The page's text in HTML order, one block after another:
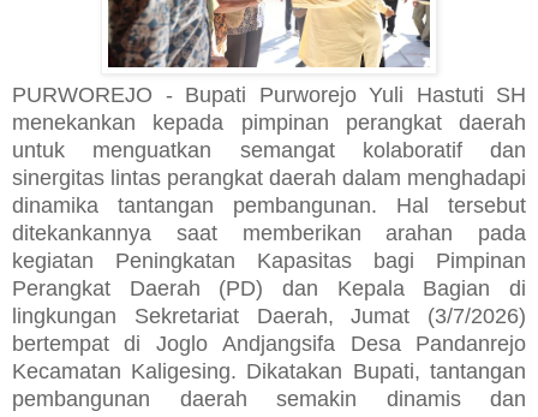
PURWOREJO - Bupati Purworejo Yuli Hastuti SH
menekankan kepada pimpinan perangkat daerah
untuk menguatkan semangat kolaboratif dan
sinergitas lintas perangkat daerah dalam menghadapi
dinamika tantangan pembangunan. Hal tersebut
ditekankannya saat memberikan arahan pada
kegiatan Peningkatan Kapasitas bagi Pimpinan
Perangkat Daerah (PD) dan Kepala Bagian di
lingkungan Sekretariat Daerah, Jumat (3/7/2026)
bertempat di Joglo Andjangsifa Desa Pandanrejo
Kecamatan Kaligesing. Dikatakan Bupati, tantangan
pembangunan daerah semakin dinamis dan